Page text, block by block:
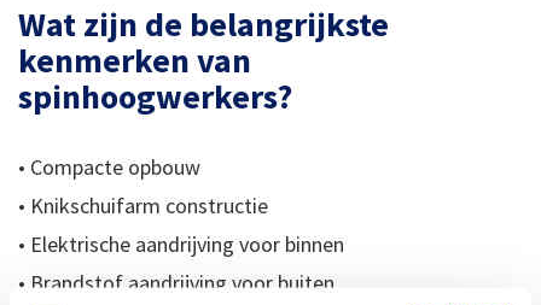
Wat zijn de belangrijkste
kenmerken van
spinhoogwerkers?
• Compacte opbouw
• Knikschuifarm constructie
• Elektrische aandrijving voor binnen
• Brandstof aandrijving voor buiten